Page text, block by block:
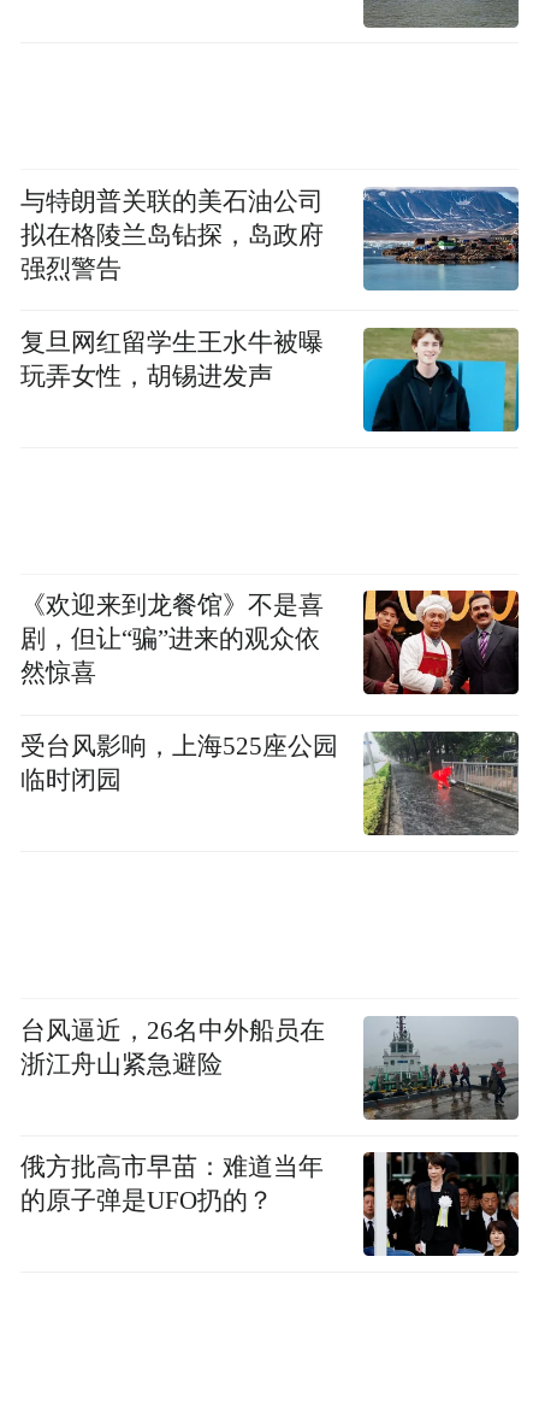
与特朗普关联的美石油公司
拟在格陵兰岛钻探，岛政府
强烈警告
复旦网红留学生王水牛被曝
玩弄女性，胡锡进发声
《欢迎来到龙餐馆》不是喜
剧，但让“骗”进来的观众依
然惊喜
受台风影响，上海525座公园
临时闭园
台风逼近，26名中外船员在
浙江舟山紧急避险
俄方批高市早苗：难道当年
的原子弹是UFO扔的？